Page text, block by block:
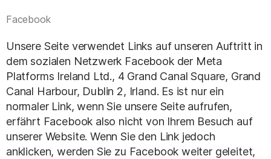
Facebook
Unsere Seite verwendet Links auf unseren Auftritt in
dem sozialen Netzwerk Facebook der Meta
Platforms Ireland Ltd., 4 Grand Canal Square, Grand
Canal Harbour, Dublin 2, Irland. Es ist nur ein
normaler Link, wenn Sie unsere Seite aufrufen,
erfährt Facebook also nicht von Ihrem Besuch auf
unserer Website. Wenn Sie den Link jedoch
anklicken, werden Sie zu Facebook weiter geleitet,